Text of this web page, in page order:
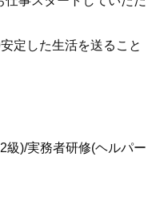
定した生活を送ること
級)/実務者研修(ヘルパー